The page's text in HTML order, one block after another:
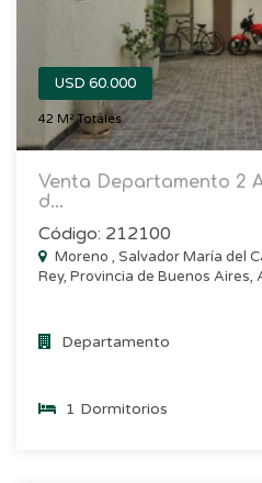
USD 60.000
42 M² Totales
Venta Departamento 2
d...
Código: 212100
Moreno , Salvador María del
Rey, Provincia de Buenos Aires,
Departamento
1 Dormitorios